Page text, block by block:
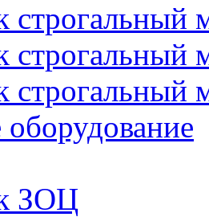
строгальный
оборудование
ЗОЦ